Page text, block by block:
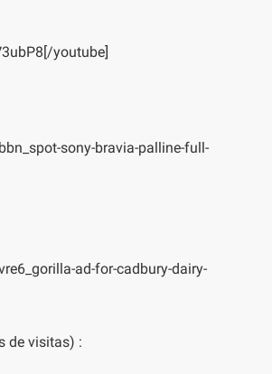
youtube]
sony-bravia-palline-full-
ad-for-cadbury-dairy-
de visitas) :